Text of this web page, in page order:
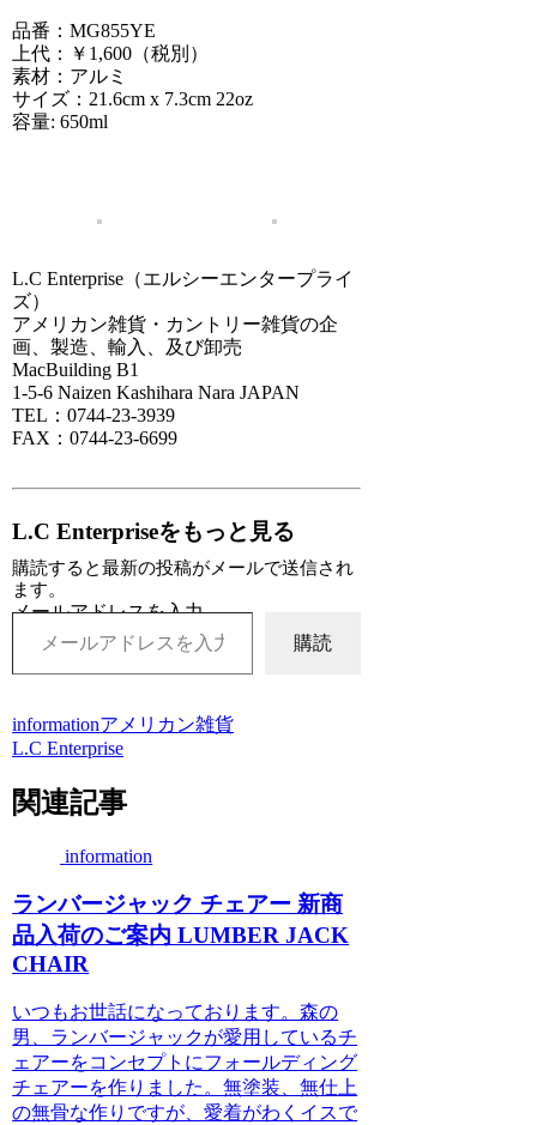
品番：MG855YE
上代：￥1,600（税別）
素材：アルミ
サイズ：21.6cm x 7.3cm 22oz
容量: 650ml
L.C Enterprise（エルシーエンタープライ
ズ）
アメリカン雑貨・カントリー雑貨の企
画、製造、輸入、及び卸売
MacBuilding B1
1-5-6 Naizen Kashihara Nara JAPAN
TEL：0744-23-3939
FAX：0744-23-6699
L.C Enterpriseをもっと見る
購読すると最新の投稿がメールで送信され
ます。
メールアドレスを入力...
購読
informationアメリカン雑貨
L.C Enterprise
関連記事
information
ランバージャック チェアー 新商
品入荷のご案内 LUMBER JACK
CHAIR
いつもお世話になっております。森の
男、ランバージャックが愛用しているチ
ェアーをコンセプトにフォールディング
チェアーを作りました。無塗装、無仕上
の無骨な作りですが、愛着がわくイスで